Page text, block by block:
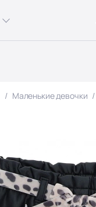
Маленькие девочки